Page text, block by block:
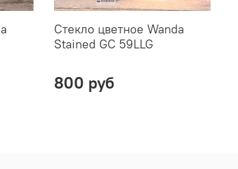
Стекло цветное Wanda
Stained GC 59LLG
800 руб